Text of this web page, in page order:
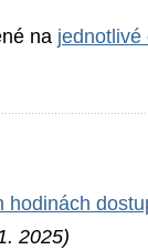
na
hodinách
2025)